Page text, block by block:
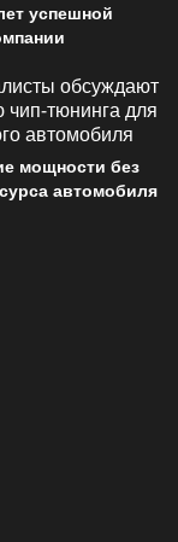
успешной
мощности без
автомобиля